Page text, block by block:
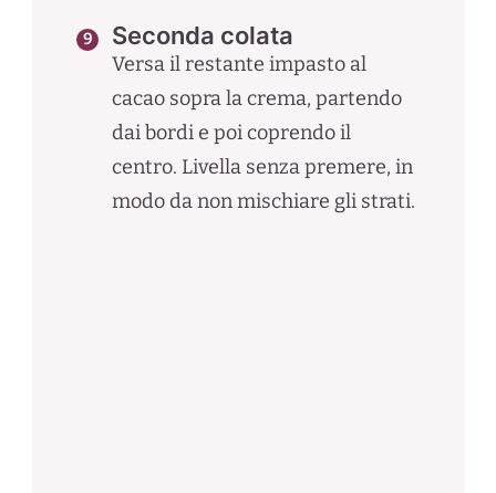
Seconda colata
Versa il restante impasto al
cacao sopra la crema, partendo
dai bordi e poi coprendo il
centro. Livella senza premere, in
modo da non mischiare gli strati.